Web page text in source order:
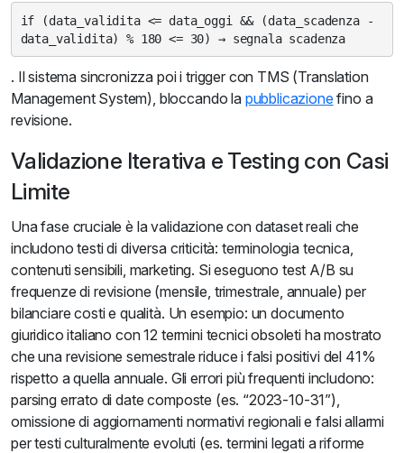
if (data_validita <= data_oggi && (data_scadenza -
data_validita) % 180 <= 30) → segnala scadenza
. Il sistema sincronizza poi i trigger con TMS (Translation
Management System), bloccando la pubblicazione fino a
revisione.
Validazione Iterativa e Testing con Casi
Limite
Una fase cruciale è la validazione con dataset reali che
includono testi di diversa criticità: terminologia tecnica,
contenuti sensibili, marketing. Si eseguono test A/B su
frequenze di revisione (mensile, trimestrale, annuale) per
bilanciare costi e qualità. Un esempio: un documento
giuridico italiano con 12 termini tecnici obsoleti ha mostrato
che una revisione semestrale riduce i falsi positivi del 41%
rispetto a quella annuale. Gli errori più frequenti includono:
parsing errato di date composte (es. “2023-10-31”),
omissione di aggiornamenti normativi regionali e falsi allarmi
per testi culturalmente evoluti (es. termini legati a riforme